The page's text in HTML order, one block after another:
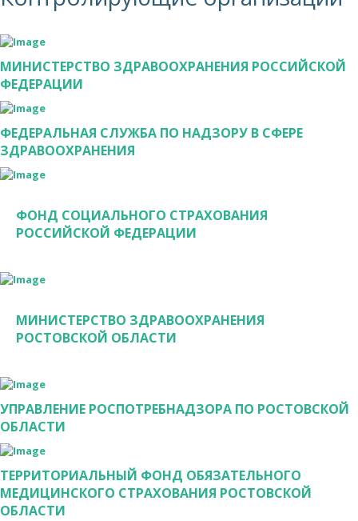
МИНИСТЕРСТВО ЗДРАВООХРАНЕНИЯ РОССИЙСКОЙ
ФЕДЕРАЦИИ
ФЕДЕРАЛЬНАЯ СЛУЖБА ПО НАДЗОРУ В СФЕРЕ
ЗДРАВООХРАНЕНИЯ
ФОНД СОЦИАЛЬНОГО СТРАХОВАНИЯ
РОССИЙСКОЙ ФЕДЕРАЦИИ
МИНИСТЕРСТВО ЗДРАВООХРАНЕНИЯ
РОСТОВСКОЙ ОБЛАСТИ
УПРАВЛЕНИЕ РОСПОТРЕБНАДЗОРА ПО РОСТОВСКОЙ
ОБЛАСТИ
ТЕРРИТОРИАЛЬНЫЙ ФОНД ОБЯЗАТЕЛЬНОГО
МЕДИЦИНСКОГО СТРАХОВАНИЯ РОСТОВСКОЙ
ОБЛАСТИ